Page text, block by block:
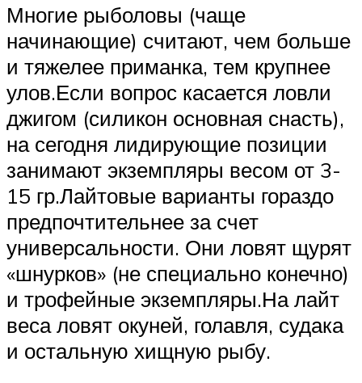
Многие рыболовы (чаще
начинающие) считают, чем больше
и тяжелее приманка, тем крупнее
улов.Если вопрос касается ловли
джигом (силикон основная снасть),
на сегодня лидирующие позиции
занимают экземпляры весом от 3-
15 гр.Лайтовые варианты гораздо
предпочтительнее за счет
универсальности. Они ловят щурят
«шнурков» (не специально конечно)
и трофейные экземпляры.На лайт
веса ловят окуней, голавля, судака
и остальную хищную рыбу.